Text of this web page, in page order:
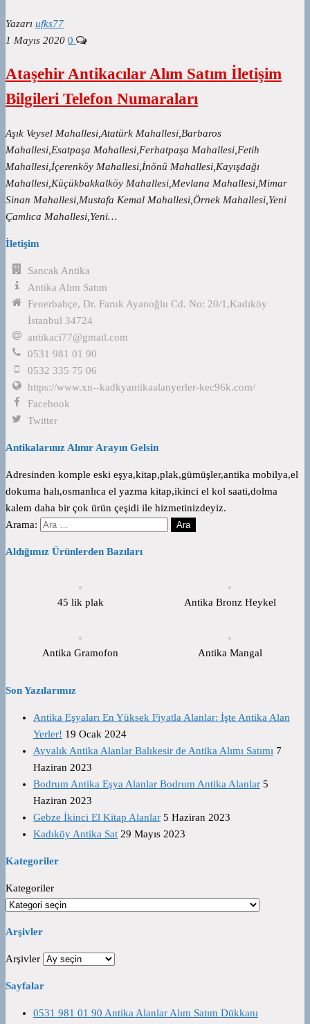
Yazarı ufks77
1 Mayıs 2020 0
Ataşehir Antikacılar Alım Satım İletişim
Bilgileri Telefon Numaraları
Aşık Veysel Mahallesi,Atatürk Mahallesi,Barbaros
Mahallesi,Esatpaşa Mahallesi,Ferhatpaşa Mahallesi,Fetih
Mahallesi,İçerenköy Mahallesi,İnönü Mahallesi,Kayışdağı
Mahallesi,Küçükbakkalköy Mahallesi,Mevlana Mahallesi,Mimar
Sinan Mahallesi,Mustafa Kemal Mahallesi,Örnek Mahallesi,Yeni
Çamlıca Mahallesi,Yeni…
İletişim
Sancak Antika
Antika Alım Satım
Fenerbahçe, Dr. Faruk Ayanoğlu Cd. No: 20/1,Kadıköy
İstanbul 34724
antikaci77@gmail.com
0531 981 01 90
0532 335 75 06
https://www.xn--kadkyantikaalanyerler-kec96k.com/
Facebook
Twitter
Antikalarınız Alınır Arayın Gelsin
Adresinden komple eski eşya,kitap,plak,gümüşler,antika mobilya,el
dokuma halı,osmanlıca el yazma kitap,ikinci el kol saati,dolma
kalem daha bir çok ürün çeşidi ile hizmetinizdeyiz.
Arama:
Aldığımız Ürünlerden Bazıları
45 lik plak Antika Bronz Heykel
Antika Gramofon Antika Mangal
Son Yazılarımız
Antika Eşyaları En Yüksek Fiyatla Alanlar: İşte Antika Alan
Yerler! 19 Ocak 2024
Ayvalık Antika Alanlar Balıkesir de Antika Alımı Satımı 7
Haziran 2023
Bodrum Antika Eşya Alanlar Bodrum Antika Alanlar 5
Haziran 2023
Gebze İkinci El Kitap Alanlar 5 Haziran 2023
Kadıköy Antika Sat 29 Mayıs 2023
Kategoriler
Kategoriler
Arşivler
Arşivler
Sayfalar
0531 981 01 90 Antika Alanlar Alım Satım Dükkanı